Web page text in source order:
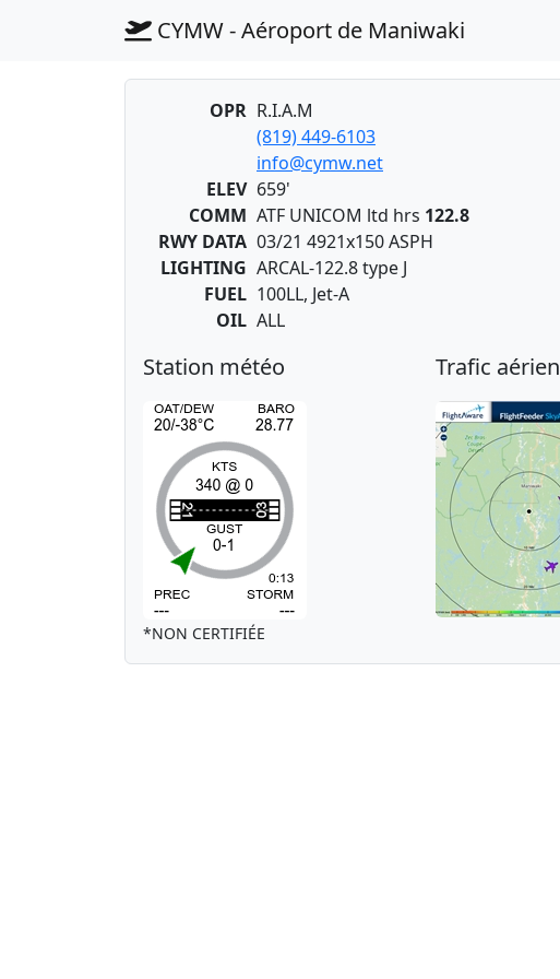
CYMW - Aéroport de Maniwaki
OPR R.I.A.M
(819) 449-6103
info@cymw.net
ELEV 659'
COMM ATF UNICOM ltd hrs 122.8
RWY DATA 03/21 4921x150 ASPH
LIGHTING ARCAL-122.8 type J
FUEL 100LL, Jet-A
OIL ALL
Station météo
*NON CERTIFIÉE
Trafic aérien